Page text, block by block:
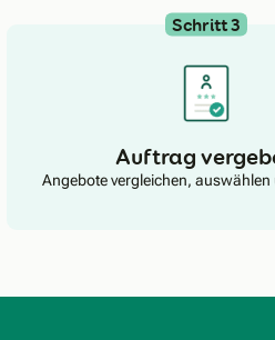
Schritt 3
Auftrag
Angebote vergleichen, auswählen